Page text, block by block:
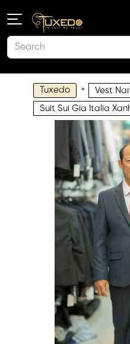
Tuxedo » Vest
Suit Sui Gia Italia